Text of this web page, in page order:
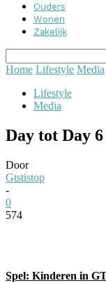
Ouders
Wonen
Zakelijk
Home Lifestyle Media
Lifestyle
Media
Day tot Day 6
Door
Gtstistop
-
0
574
Spel: Kinderen in